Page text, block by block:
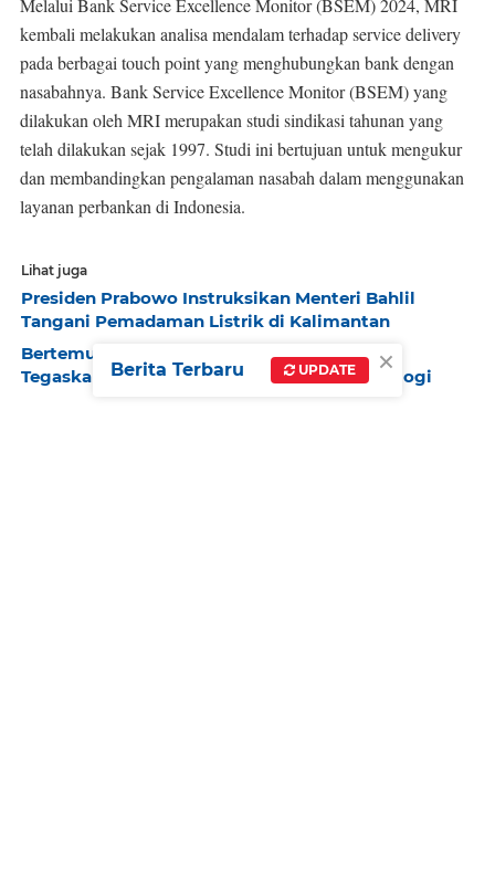
Melalui Bank Service Excellence Monitor (BSEM) 2024, MRI
kembali melakukan analisa mendalam terhadap service delivery
pada berbagai touch point yang menghubungkan bank dengan
nasabahnya. Bank Service Excellence Monitor (BSEM) yang
dilakukan oleh MRI merupakan studi sindikasi tahunan yang
telah dilakukan sejak 1997. Studi ini bertujuan untuk mengukur
dan membandingkan pengalaman nasabah dalam menggunakan
layanan perbankan di Indonesia.
Lihat juga
Presiden Prabowo Instruksikan Menteri Bahlil
Tangani Pemadaman Listrik di Kalimantan
Bertemu Delegasi Bisnis Tiongkok, Mendag
Tegaskan Siap Bekerja Sama Transfer Teknologi
×
Berita Terbaru UPDATE